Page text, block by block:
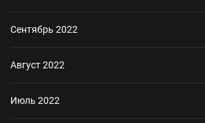
Сентябрь 2022
Август 2022
Июль 2022